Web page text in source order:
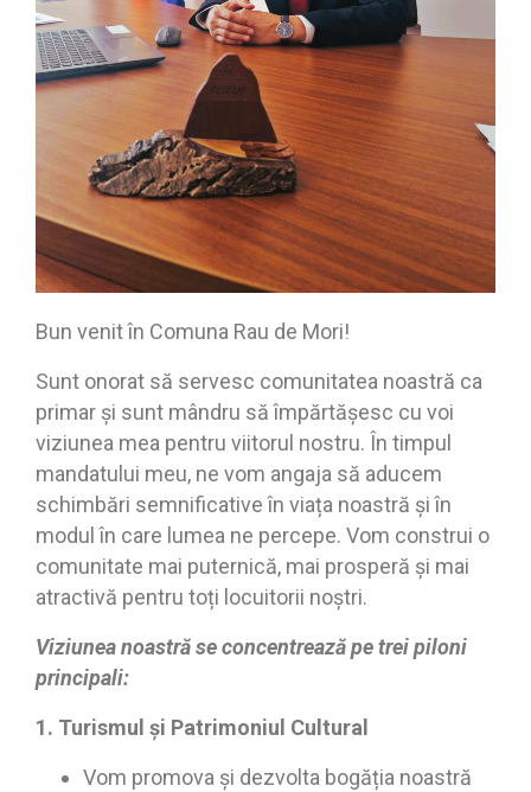
Bun venit în Comuna Rau de Mori!
Sunt onorat să servesc comunitatea noastră ca
primar și sunt mândru să împărtășesc cu voi
viziunea mea pentru viitorul nostru. În timpul
mandatului meu, ne vom angaja să aducem
schimbări semnificative în viața noastră și în
modul în care lumea ne percepe. Vom construi o
comunitate mai puternică, mai prosperă și mai
atractivă pentru toți locuitorii noștri.
Viziunea noastră se concentrează pe trei piloni
principali:
1. Turismul și Patrimoniul Cultural
Vom promova și dezvolta bogăția noastră